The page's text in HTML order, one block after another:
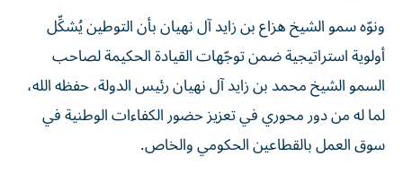
ونوّه سمو الشيخ هزاع بن زايد آل نهيان بأن التوطين يُشكِّل
أولوية استراتيجية ضمن توجّهات القيادة الحكيمة لصاحب
السمو الشيخ محمد بن زايد آل نهيان رئيس الدولة، حفظه الله،
لما له من دور محوري في تعزيز حضور الكفاءات الوطنية في
سوق العمل بالقطاعين الحكومي والخاص.